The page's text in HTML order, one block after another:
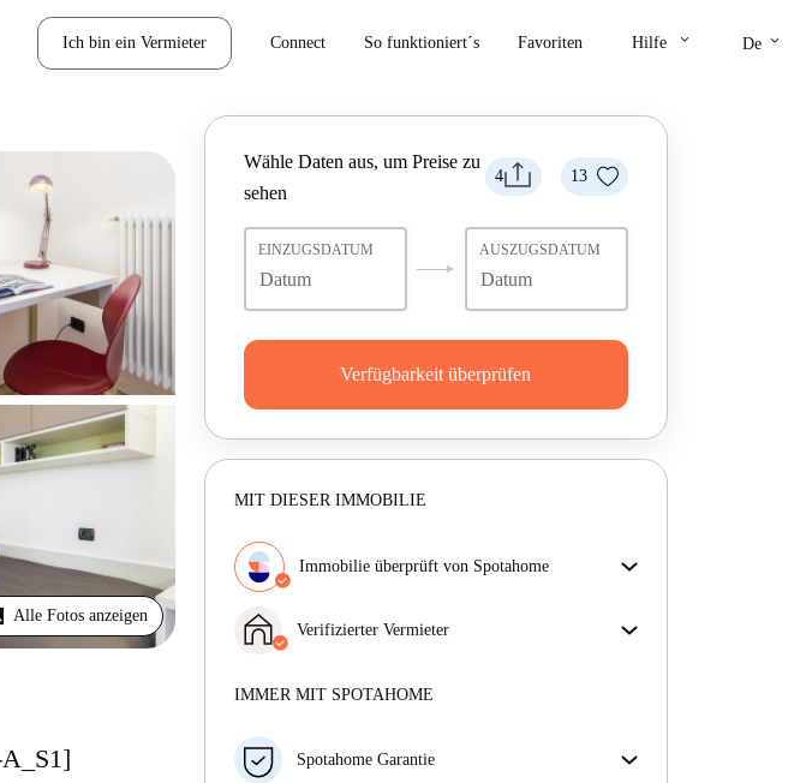
Ich bin ein Vermieter Connect So funktioniert´s Favoriten Hilfe keyboard_arrow_down De keyboard_arrow_down
Alle Fotos anzeigen
4 13
Wähle Daten aus, um Preise zu
sehen
EINZUGSDATUM AUSZUGSDATUM
Verfügbarkeit überprüfen
MIT DIESER IMMOBILIE
Immobilie überprüft von Spotahome
sicherzustellen, dass du genau das bekommst, was du
in der Anzeige siehst.
Verifizierter Vermieter
Mehr über diesen Vermieter
IMMER MIT SPOTAHOME
Spotahome Garantie